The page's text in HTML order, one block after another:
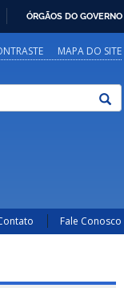
ÓRGÃOS DO GOVERNO
MAPA DO SITE
Fale Conosco